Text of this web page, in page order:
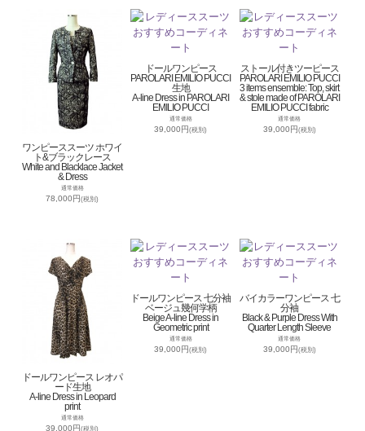
ワンピーススーツ ホワイ
ト&ブラックレース
White and Blacklace Jacket
& Dress
通常価格
78,000円(税別)
ドールワンピース
PAROLARI EMILIO PUCCI
生地
A-line Dress in PAROLARI
EMILIO PUCCI
通常価格
39,000円(税別)
ストール付きツーピース
PAROLARI EMILIO PUCCI
3 items ensemble: Top, skirt
& stole made of PAROLARI
EMILIO PUCCI fabric
通常価格
39,000円(税別)
ドールワンピース レオパ
ード生地
A-line Dress in Leopard
print
通常価格
39,000円(税別)
ドールワンピース 七分袖
ベージュ幾何学柄
Beige A-line Dress in
Geometric print
通常価格
39,000円(税別)
バイカラーワンピース 七
分袖
Black & Purple Dress With
Quarter Length Sleeve
通常価格
39,000円(税別)